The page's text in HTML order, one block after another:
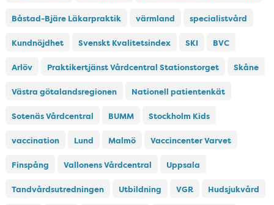
Båstad-Bjäre Läkarpraktik värmland specialistvård
Kundnöjdhet Svenskt Kvalitetsindex SKI BVC
Arlöv Praktikertjänst Vårdcentral Stationstorget Skåne
Västra götalandsregionen Nationell patientenkät
Sotenäs Vårdcentral BUMM Stockholm Kids
vaccination Lund Malmö Vaccincenter Varvet
Finspång Vallonens Vårdcentral Uppsala
Tandvårdsutredningen Utbildning VGR Hudsjukvård